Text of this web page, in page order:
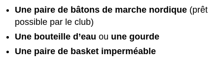
Une paire de bâtons de marche nordique (prêt
possible par le club)
Une bouteille d’eau ou une gourde
Une paire de basket imperméable